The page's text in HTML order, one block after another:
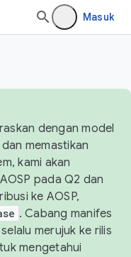
Masuk
dengan model
memastikan
kami akan
pada Q2 dan
ke AOSP,
. Cabang manifes
merujuk ke rilis
mengetahui